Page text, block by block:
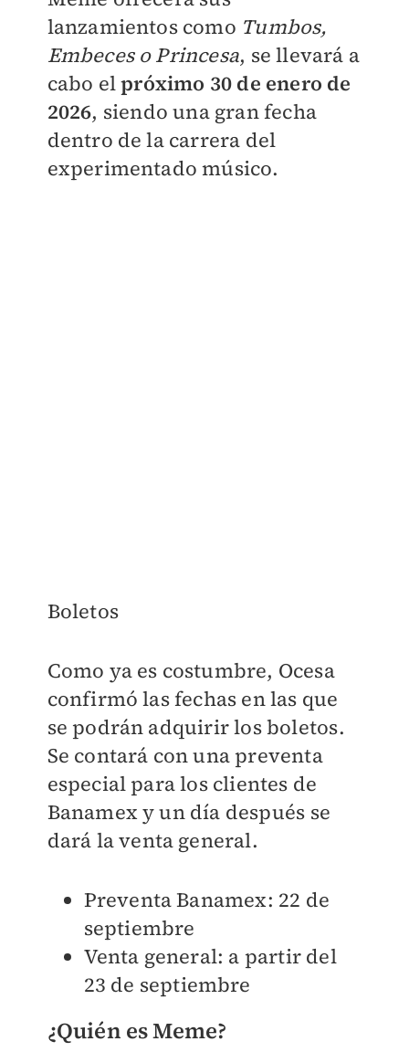
lanzamientos como Tumbos,
Embeces o Princesa, se llevará a
cabo elpróximo 30 de enero de
2026, siendo una gran fecha
dentro de la carrera del
experimentado músico.
​Boletos
Como ya es costumbre, Ocesa
confirmó las fechas en las que
se podrán adquirir los boletos.
Se contará con una preventa
especial para los clientes de
Banamex y un día después se
dará la venta general.
Preventa Banamex: 22 de
septiembre
Venta general: a partir del
23 de septiembre
¿Quién es Meme?